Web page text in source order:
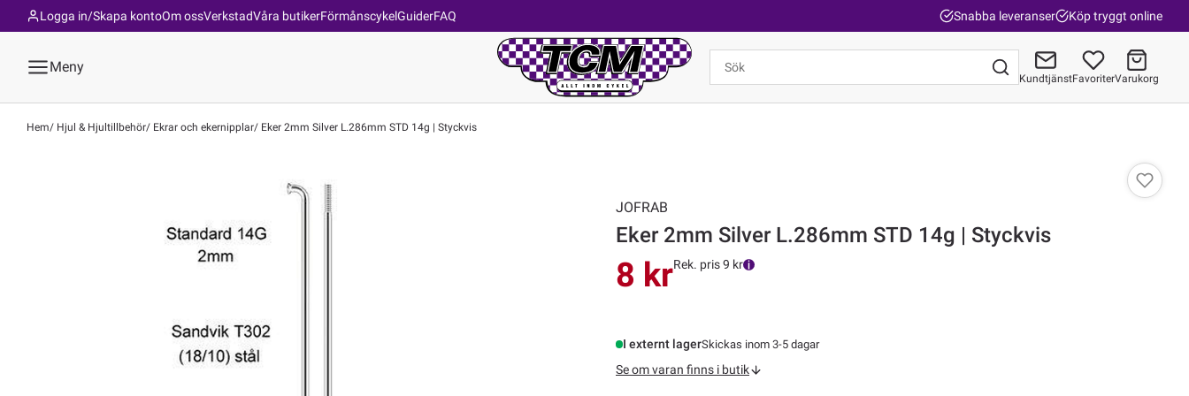
Om ossVerkstadVåra butikerFörmånscykelGuiderFAQ
Logga in/Skapa konto Snabba leveranser Köp tryggt online
Meny
KundtjänstFavoriterVarukorg
Hem Hjul & Hjultillbehör Ekrar och ekernipplar Eker 2mm Silver L.286mm STD 14g | Styckvis
JOFRAB
Eker 2mm Silver L.286mm STD 14g | Styckvis
8 krRek. pris 9 kr
I externt lagerSkickas inom 3-5 dagar
Se om varan finns i butik